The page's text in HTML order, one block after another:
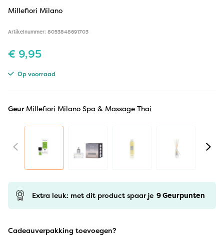
Millefiori Milano
Artikelnummer: 8053848691703
€ 9,95
Op voorraad
Geur Millefiori Milano Spa & Massage Thai
Extra leuk: met dit product spaar je 9Geurpunten
Cadeauverpakking toevoegen?